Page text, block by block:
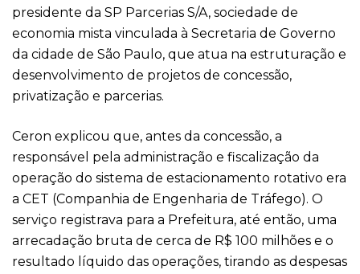
presidente da SP Parcerias S/A, sociedade de
economia mista vinculada à Secretaria de Governo
da cidade de São Paulo, que atua na estruturação e
desenvolvimento de projetos de concessão,
privatização e parcerias.
Ceron explicou que, antes da concessão, a
responsável pela administração e fiscalização da
operação do sistema de estacionamento rotativo era
a CET (Companhia de Engenharia de Tráfego). O
serviço registrava para a Prefeitura, até então, uma
arrecadação bruta de cerca de R$ 100 milhões e o
resultado líquido das operações, tirando as despesas